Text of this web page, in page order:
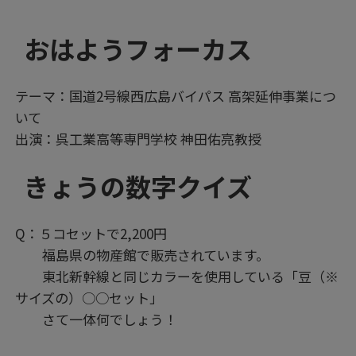
おはようフォーカス
テーマ：国道2号線西広島バイパス 高架延伸事業につ
いて
出演：呉工業高等専門学校 神田佑亮教授
きょうの数字クイズ
Q：５コセットで2,200円
福島県の物産館で販売されています。
東北新幹線と同じカラーを使用している「豆（※
サイズの）○○セット」
さて一体何でしょう！